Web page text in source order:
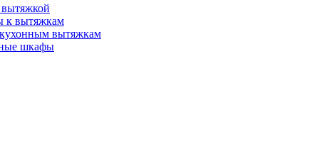
к вытяжкам
вытяжкам
шкафы